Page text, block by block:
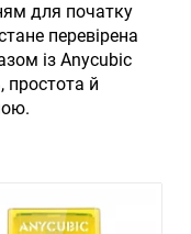
для початку
перевірена
із Anycubic
простота й